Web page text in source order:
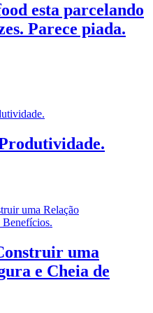
esta parcelando
Parece piada.
uma
e Cheia de